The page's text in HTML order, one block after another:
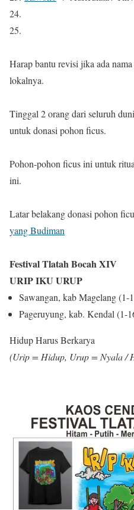
24.
25.
Harap bantu revisi jika ada
lokalnya.
Tinggal 2 orang dari seluruh
untuk donasi pohon ficus.
Pohon-pohon ficus ini untuk
ini.
Latar belakang donasi pohon
yang Budiman
Festival Tlatah Bocah XIV
URIP IKU URUP
Sawangan, kab Magelang (1-
Pageruyung, kab. Kendal (1-
Hidup Harus Berkarya
(Urip = Hidup, Urup = Nyala /